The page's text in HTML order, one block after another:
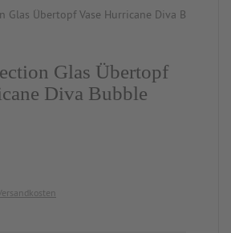
Glas Übertopf
Diva Bubble